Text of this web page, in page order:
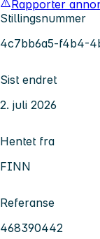
Rapporter
Stillingsnummer
4c7bb6a5-f4b4-
Sist endret
2. juli 2026
Hentet fra
FINN
Referanse
468390442